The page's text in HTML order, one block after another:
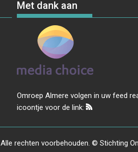
Met dank aan
Omroep Almere volgen in uw feed
icoontje voor de link:
Alle rechten voorbehouden. © Stichting